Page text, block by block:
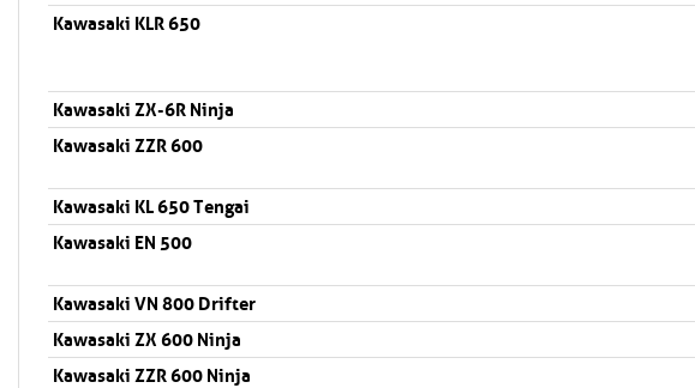
Kawasaki KLR 650
Kawasaki ZX-6R Ninja
Kawasaki ZZR 600
Kawasaki KL 650 Tengai
Kawasaki EN 500
Kawasaki VN 800 Drifter
Kawasaki ZX 600 Ninja
Kawasaki ZZR 600 Ninja